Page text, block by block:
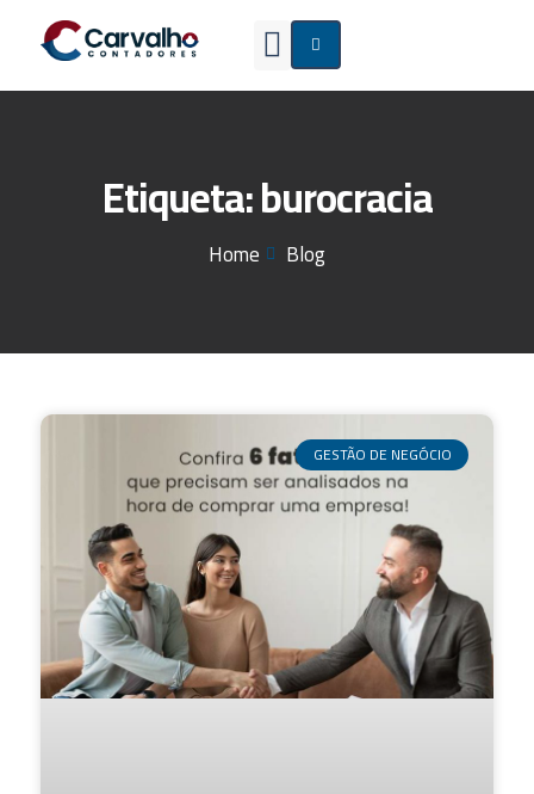
Etiqueta: burocracia
Home Blog
GESTÃO DE NEGÓCIO